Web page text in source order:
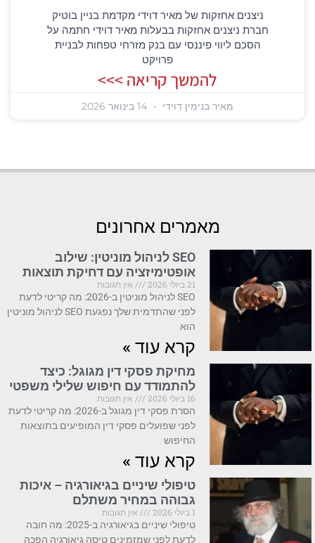
ניצנים אחזקות של מאיר דוידי מקדמת בניין בוטיק
חברת ניצנים אחזקות בבעלות מאיר דוידי חתמה על
הסכם ליווי פיננסי עם בנק מזרחי טפחות לבניית
פרויקט
להמשך קריאה >>>
מאיר בנימין דוידי
מאמרים אחרונים
SEO לניהול מוניטין: שילוב
אופטימיזציה עם דחיקת תוצאות
21 ביולי 2026
אין תגובות
SEO לניהול מוניטין ב-2026: מה קריטי לדעת
לפני שהתדמית שלך נפגעת SEO לניהול מוניטין
הוא
קרא עוד »
מחיקת פסקי דין מגוגל: כיצד
להתמודד עם חיפוש שלילי משפטי
16 ביולי 2026
אין תגובות
הסרת פסקי דין מגוגל ב-2026: מה קריטי לדעת
לפני שפועלים פסקי דין המופיעים בתוצאות
החיפוש
קרא עוד »
טיפולי שיניים בגיאורגיה – איכות
גבוהה במחיר משתלם
1 ביולי 2026
אין תגובות
טיפולי שיניים בגיאורגיה ב-2025: מה חובה
לדעת לפני שמזמינים טיסה גיאורגיה הפכה